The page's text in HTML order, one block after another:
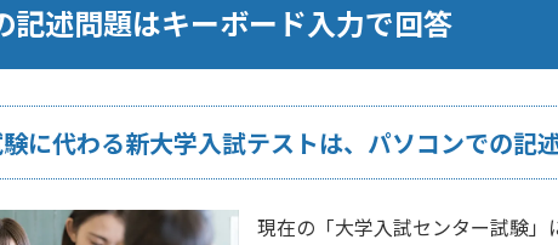
記述問題はキーボード入力で回答
に代わる新大学入試テストは、パソコンでの記
現在の「大学入試センター試験